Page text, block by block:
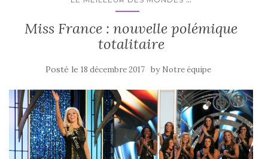
Miss France : nouvelle polémique
totalitaire
Posté le 18 décembre 2017 by Notre équipe